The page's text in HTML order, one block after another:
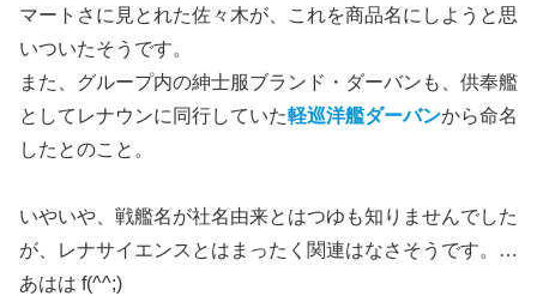
マートさに見とれた佐々木が、これを商品名にしようと思
いついたそうです。
また、グループ内の紳士服ブランド・ダーバンも、供奉艦
としてレナウンに同行していた軽巡洋艦ダーバンから命名
したとのこと。
いやいや、戦艦名が社名由来とはつゆも知りませんでした
が、レナサイエンスとはまったく関連はなさそうです。…
あはは f(^^;)